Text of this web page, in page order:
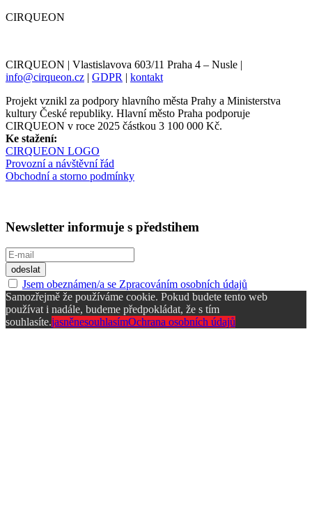
CIRQUEON
CIRQUEON | Vlastislavova 603/11 Praha 4 – Nusle |
info@cirqueon.cz | GDPR | kontakt
Projekt vznikl za podpory hlavního města Prahy a Ministerstva
kultury České republiky. Hlavní město Praha podporuje
CIRQUEON v roce 2025 částkou 3 100 000 Kč.
Ke stažení:
CIRQUEON LOGO
Provozní a návštěvní řád
Obchodní a storno podmínky
Newsletter informuje s předstihem
Jsem obeznámen/a se Zpracováním osobních údajů
Samozřejmě že používáme cookie. Pokud budete tento web
používat i nadále, budeme předpokládat, že s tím
souhlasíte.jasněnesouhlasímOchrana osobních údajů